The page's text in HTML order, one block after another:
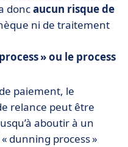
doncaucun risque de
ni de traitement
» ou le process
paiement, le
relance peut être
aboutir à un
dunning process »